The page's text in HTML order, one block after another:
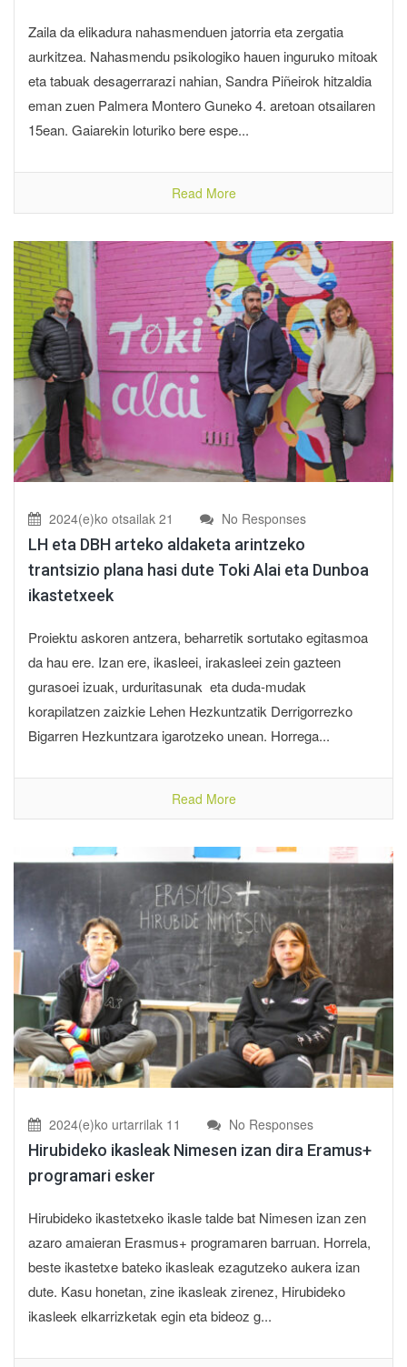
Zaila da elikadura nahasmenduen jatorria eta zergatia
aurkitzea. Nahasmendu psikologiko hauen inguruko mitoak
eta tabuak desagerrarazi nahian, Sandra Piñeirok hitzaldia
eman zuen Palmera Montero Guneko 4. aretoan otsailaren
15ean. Gaiarekin loturiko bere espe...
Read More
2024(e)ko otsailak 21 No Responses
LH eta DBH arteko aldaketa arintzeko
trantsizio plana hasi dute Toki Alai eta Dunboa
ikastetxeek
Proiektu askoren antzera, beharretik sortutako egitasmoa
da hau ere. Izan ere, ikasleei, irakasleei zein gazteen
gurasoei izuak, urduritasunak eta duda-mudak
korapilatzen zaizkie Lehen Hezkuntzatik Derrigorrezko
Bigarren Hezkuntzara igarotzeko unean. Horrega...
Read More
2024(e)ko urtarrilak 11 No Responses
Hirubideko ikasleak Nimesen izan dira Eramus+
programari esker
Hirubideko ikastetxeko ikasle talde bat Nimesen izan zen
azaro amaieran Erasmus+ programaren barruan. Horrela,
beste ikastetxe bateko ikasleak ezagutzeko aukera izan
dute. Kasu honetan, zine ikasleak zirenez, Hirubideko
ikasleek elkarrizketak egin eta bideoz g...